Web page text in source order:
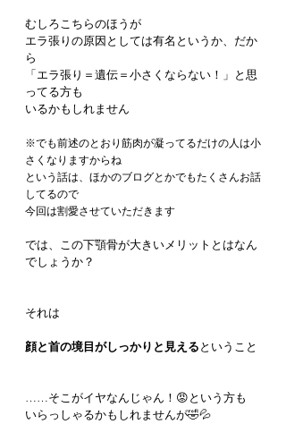
むしろこちらのほうが
エラ張りの原因としては有名というか、だか
ら
「エラ張り＝遺伝＝小さくならない！」と思
ってる方も
いるかもしれません
※でも前述のとおり筋肉が凝ってるだけの人は小
さくなりますからね
という話は、ほかのブログとかでもたくさんお話
してるので
今回は割愛させていただきます
では、この下顎骨が大きいメリットとはなん
でしょうか？
それは
顔と首の境目がしっかりと見える ということ
……そこがイヤなんじゃん！😡という方も
いらっしゃるかもしれませんが🤣💦